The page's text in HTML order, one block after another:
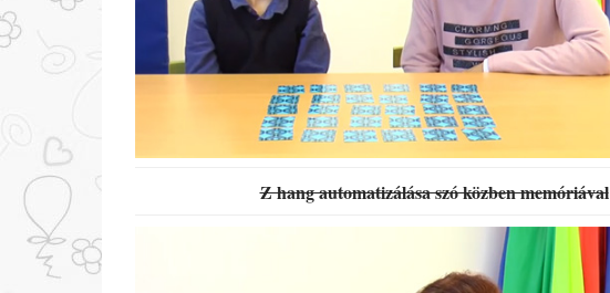
Z hang automatizálása szó közben memóriával